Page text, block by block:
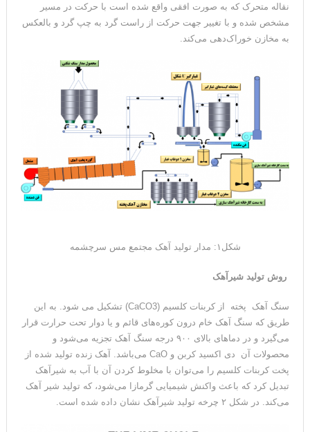
نقاله متحرک که به صورت افقی واقع شده است با حرکت در مسیر
مشخص شده و با تغییر جهت حرکت از راست گرد به چپ گرد و بالعکس
به مخازن خوراک‌دهی می‌کند.
شکل۱: مدار تولید آهک مجتمع مس سرچشمه
روش تولید شیرآهک
سنگ آهک پخته از کربنات کلسیم (CaCO3) تشکیل می شود. به این
طریق که سنگ آهک خام درون کوره‌های قائم و یا دوار تحت حرارت قرار
می‌گیرد و در دماهای بالای ۹۰۰ درجه سنگ آهک تجزیه می‌شود و
محصولات آن دی اکسید کربن و CaO می‌باشد. آهک زنده تولید شده از
پخت کربنات کلسیم را می‌توان با مخلوط کردن آن با آب به شیرآهک
تبدیل کرد که باعث واکنش شیمیایی گرمازا می‌شود، که تولید شیر آهک
می‌کند. در شکل ۲ چرخه تولید شیرآهک نشان داده شده است.